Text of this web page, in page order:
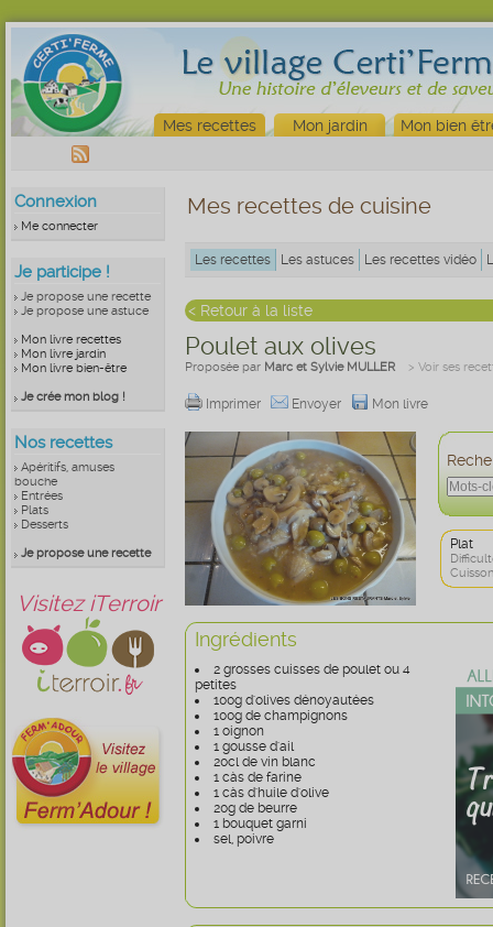
Mes recettes Mon jardin Mon bien
Connexion
Me connecter
Je participe !
Je propose une recette
Je propose une astuce
Mon livre recettes
Mon livre jardin
Mon livre bien-être
Je crée mon blog !
Nos recettes
Apéritifs, amuses
bouche
Entrées
Plats
Desserts
Je propose une recette
Visitez iTerroir
Mes recettes de cuisine
Les recettes Les astuces Les recettes vidéo
< Retour à la liste
Poulet aux olives
Proposée par Marc et Sylvie MULLER > Voir ses
Imprimer Envoyer Mon livre
Plat
Ingrédients
2 grosses cuisses de poulet ou 4
petites
100g d'olives dénoyautées
100g de champignons
1 oignon
1 gousse d'ail
20cl de vin blanc
1 càs de farine
1 càs d'huile d'olive
20g de beurre
1 bouquet garni
sel, poivre